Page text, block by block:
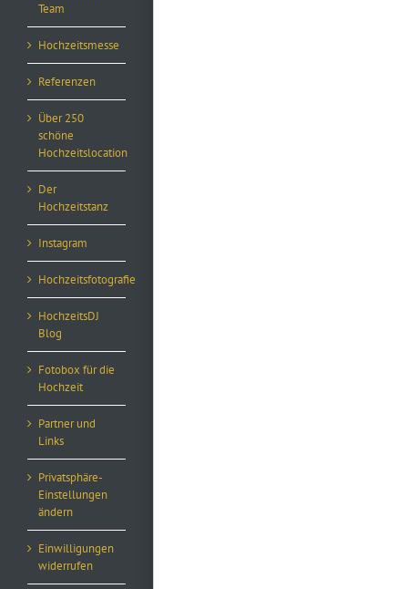
Team
Hochzeitsmesse
Referenzen
Über 250
schöne
Hochzeitslocation
Der
Hochzeitstanz
Instagram
Hochzeitsfotografie
HochzeitsDJ
Blog
Fotobox für die
Hochzeit
Partner und
Links
Privatsphäre-
Einstellungen
ändern
Einwilligungen
widerrufen